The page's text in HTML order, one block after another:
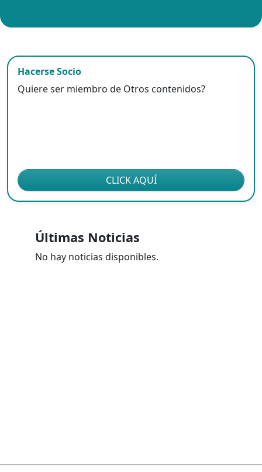
Hacerse Socio
Quiere ser miembro de Otros contenidos?
CLICK AQUÍ
Últimas Noticias
No hay noticias disponibles.